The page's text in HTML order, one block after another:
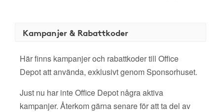
Kampanjer & Rabattkoder
Här finns kampanjer och rabattkoder till Office
Depot att använda, exklusivt genom Sponsorhuset.
Just nu har inte Office Depot några aktiva
kampanjer. Återkom gärna senare för att ta del av